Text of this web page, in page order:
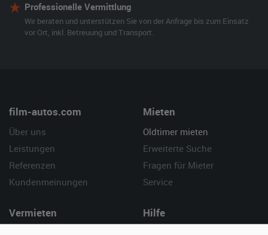
Professionelle Vermittlung
Wir beraten und unterstützen Sie von der Anfrage bis zum Einsatz
vor Ort, inkl. Betreuung und Transport.
film-autos.com
Über uns
Leistungen
Referenzen
Kundenmeinungen
Mieten
Oldtimer mieten
Erweiterte Suche
Fragen für Mieter
Service
Vermieten Hilfe